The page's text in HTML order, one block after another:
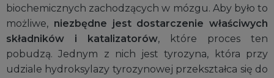
biochemicznych zachodzących w mózgu. Aby było to
możliwe, niezbędne jest dostarczenie właściwych
składników i katalizatorów, które proces ten
pobudzą. Jednym z nich jest tyrozyna, która przy
udziale hydroksylazy tyrozynowej przekształca się do